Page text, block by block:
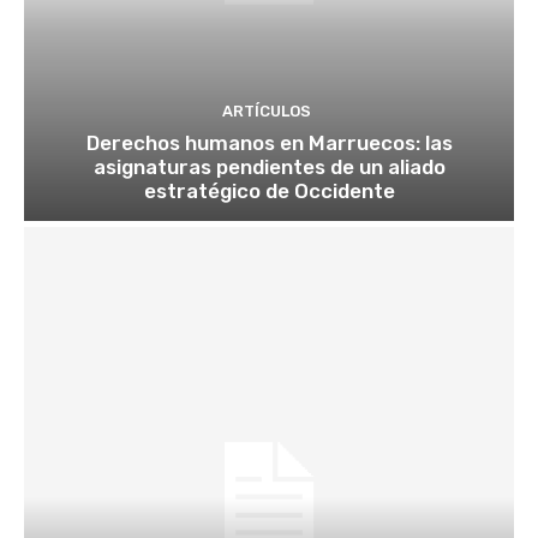
ARTÍCULOS
Derechos humanos en Marruecos: las
asignaturas pendientes de un aliado
estratégico de Occidente